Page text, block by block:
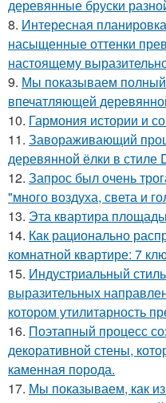
деревянные бруски
8. Интересная
насыщенные оттенки
настоящему
9. Мы показываем полный
впечатляющей
10. Гармония истории и
11. Завораживающий
деревянной ёлки в стиле
12. Запрос был очень
"много воздуха, света и
13. Эта квартира
14. Как рационально
комнатной квартире: 7
15. Индустриальный
выразительных
котором утилитарность
16. Поэтапный процесс
декоративной стены,
каменная порода.
17. Мы показываем, как